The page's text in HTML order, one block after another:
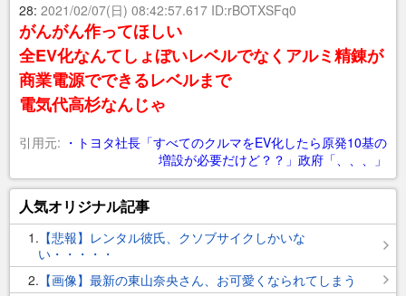
28: 2021/02/07(日) 08:42:57.617 ID:rBOTXSFq0
がんがん作ってほしい
全EV化なんてしょぼいレベルでなくアルミ精錬が
商業電源でできるレベルまで
電気代高杉なんじゃ
引用元: ・トヨタ社長「すべてのクルマをEV化したら原発10基の
増設が必要だけど？？」政府「、、、」
人気オリジナル記事
1
【悲報】レンタル彼氏、クソブサイクしかいな
い・・・・・
2
【画像】最新の東山奈央さん、お可愛くなられてしまう